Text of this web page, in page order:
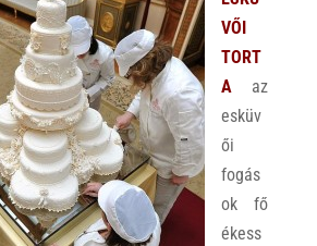
VŐI
TORT
Aaz
esküv
ői
fogás
ok fő
ékess